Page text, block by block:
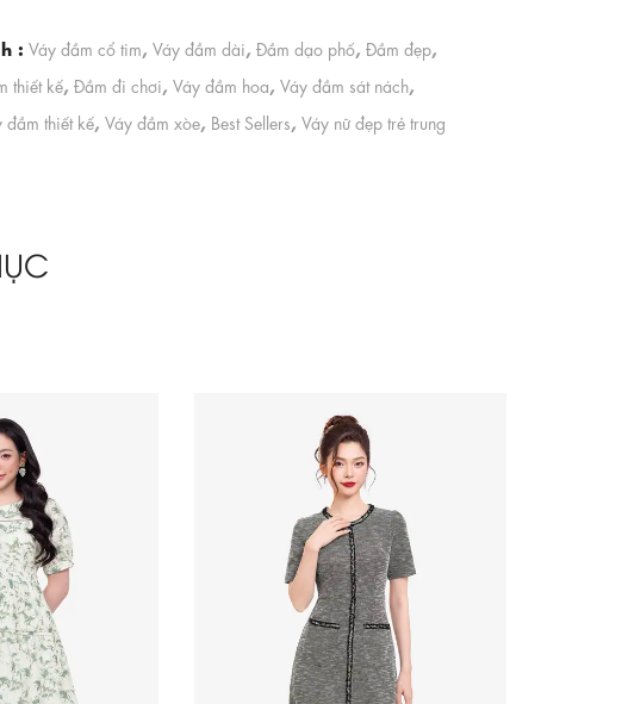
: Váy đầm cổ tim, Váy đầm dài, Đầm dạo phố, Đầm đẹp,
thiết kế, Đầm đi chơi, Váy đầm hoa, Váy đầm sát nách,
đầm thiết kế, Váy đầm xòe, Best Sellers, Váy nữ đẹp trẻ trung